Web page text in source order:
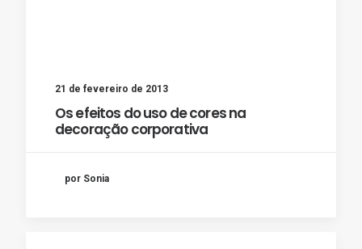
21 de fevereiro de 2013
Os efeitos do uso de cores na
decoração corporativa
por Sonia